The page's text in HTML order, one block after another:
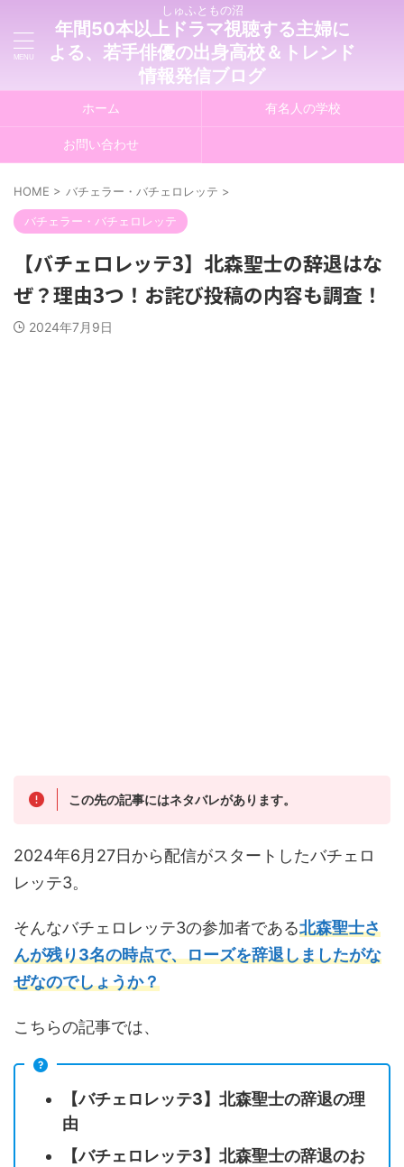
しゅふともの沼
年間50本以上ドラマ視聴する主婦に
よる、若手俳優の出身高校＆トレンド
情報発信ブログ
ホーム 有名人の学校
お問い合わせ
HOME > バチェラー・バチェロレッテ >
バチェラー・バチェロレッテ
【バチェロレッテ3】北森聖士の辞退はな
ぜ？理由3つ！お詫び投稿の内容も調査！
2024年7月9日
この先の記事にはネタバレがあります。
2024年6月27日から配信がスタートしたバチェロ
レッテ3。
そんなバチェロレッテ3の参加者である北森聖士さ
んが残り3名の時点で、ローズを辞退しましたがな
ぜなのでしょうか？
こちらの記事では、
【バチェロレッテ3】北森聖士の辞退の理
由
【バチェロレッテ3】北森聖士の辞退のお